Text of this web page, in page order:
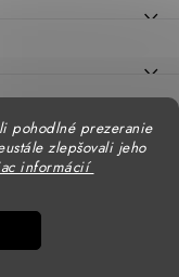
pohodlné prezeranie
zlepšovali jeho
informácií